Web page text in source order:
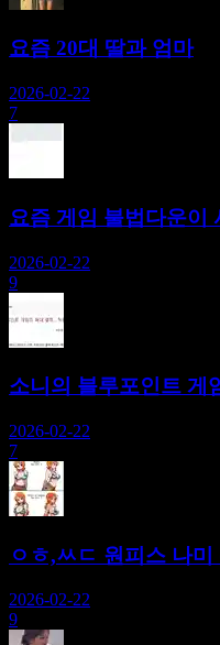
요즘 20대 딸과 엄마
2026-02-22
7
요즘 게임 불법다운이
2026-02-22
9
소니의 블루포인트 게
2026-02-22
7
ㅇㅎ,ㅆㄷ 원피스 나미
2026-02-22
9